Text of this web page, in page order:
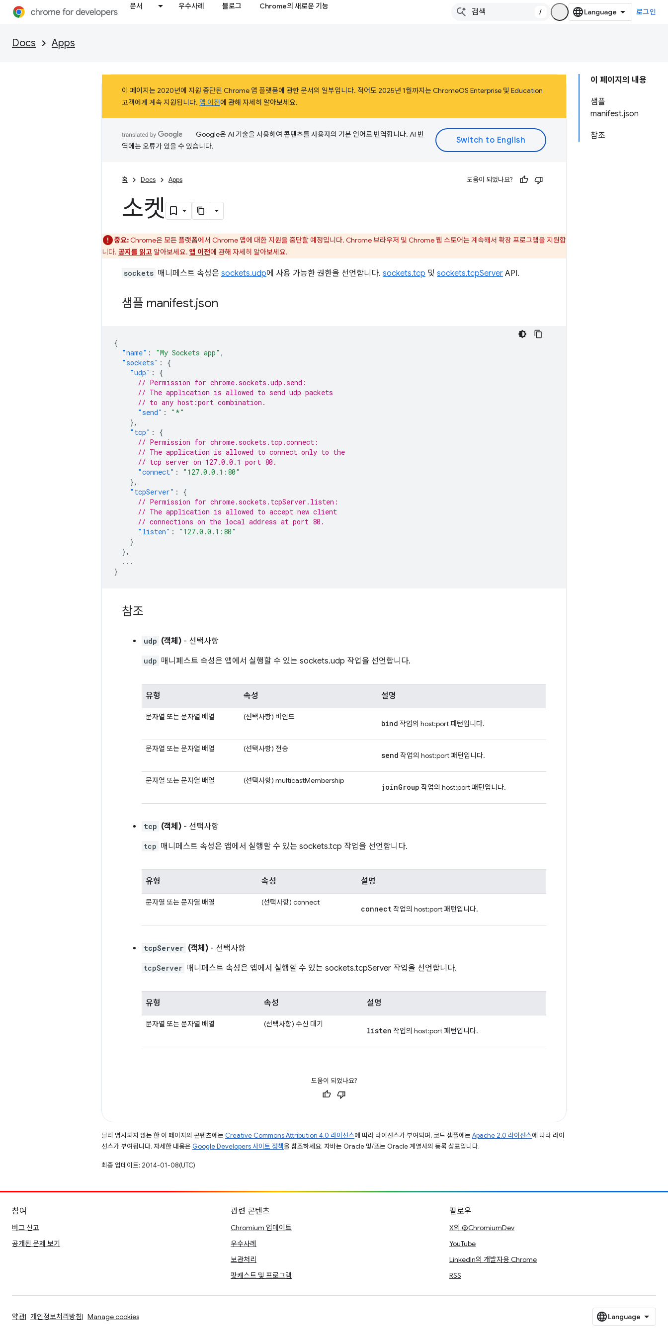
문서 우수사례 블로그 Chrome의 새로운 기능
/ 로그인
Docs Apps
이 페이지의 내용
샘플
manifest.json
참조
이 페이지는 2020년에 지원 중단된 Chrome 앱 플랫폼에 관한 문서의 일부입니다. 적어도 2025년 1월까지는 ChromeOS Enterprise 및 Education
고객에게 계속 지원됩니다. 앱 이전에 관해 자세히 알아보세요.
Google은 AI 기술을 사용하여 콘텐츠를 사용자의 기본 언어로 번역합니다. AI 번
역에는 오류가 있을 수 있습니다.
홈 Docs Apps 도움이 되었나요?
소켓
중요:Chrome은 모든 플랫폼에서 Chrome 앱에 대한 지원을 중단할 예정입니다. Chrome 브라우저 및 Chrome 웹 스토어는 계속해서 확장 프로그램을 지원합
니다. 공지를 읽고 알아보세요. 앱 이전에 관해 자세히 알아보세요.
sockets 매니페스트 속성은 sockets.udp에 사용 가능한 권한을 선언합니다. sockets.tcp 및 sockets.tcpServer API.
샘플 manifest.json
{
"name" : "My Sockets app" ,
"sockets" :
{
"udp" :
{
// Permission for chrome.sockets.udp.send:
// The application is allowed to send udp packets
// to any host:port combination.
"send" :
"*"
},
"tcp" :
{
// Permission for chrome.sockets.tcp.connect:
// The application is allowed to connect only to the
// tcp server on 127.0.0.1 port 80.
"connect" :
"127.0.0.1:80"
},
"tcpServer" :
{
// Permission for chrome.sockets.tcpServer.listen:
// The application is allowed to accept new client
// connections on the local address at port 80.
"listen" :
"127.0.0.1:80"
}
},
...
}
참조
udp (객체) - 선택사항
udp 매니페스트 속성은 앱에서 실행할 수 있는 sockets.udp 작업을 선언합니다.
유형 속성 설명
문자열 또는 문자열 배열 (선택사항) 바인드
bind 작업의 host:port 패턴입니다.
문자열 또는 문자열 배열 (선택사항) 전송
send 작업의 host:port 패턴입니다.
문자열 또는 문자열 배열 (선택사항) multicastMembership
joinGroup 작업의 host:port 패턴입니다.
tcp (객체) - 선택사항
tcp 매니페스트 속성은 앱에서 실행할 수 있는 sockets.tcp 작업을 선언합니다.
유형 속성 설명
문자열 또는 문자열 배열 (선택사항) connect
connect작업의 host:port 패턴입니다.
tcpServer (객체) - 선택사항
tcpServer 매니페스트 속성은 앱에서 실행할 수 있는 sockets.tcpServer 작업을 선언합니다.
유형 속성 설명
문자열 또는 문자열 배열 (선택사항) 수신 대기
listen 작업의 host:port 패턴입니다.
도움이 되었나요?
달리 명시되지 않는 한 이 페이지의 콘텐츠에는 Creative Commons Attribution 4.0 라이선스에 따라 라이선스가 부여되며, 코드 샘플에는 Apache 2.0 라이선스에 따라 라이
선스가 부여됩니다. 자세한 내용은 Google Developers 사이트 정책을 참조하세요. 자바는 Oracle 및/또는 Oracle 계열사의 등록 상표입니다.
최종 업데이트: 2014-01-08(UTC)
참여
버그 신고
공개된 문제 보기
관련 콘텐츠
Chromium 업데이트
우수사례
보관처리
팟캐스트 및 프로그램
팔로우
X의 @ChromiumDev
YouTube
LinkedIn의 개발자용 Chrome
RSS
약관 개인정보처리방침 Manage cookies